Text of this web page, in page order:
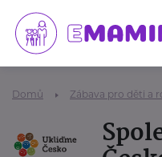
Domů Zábava pro děti a